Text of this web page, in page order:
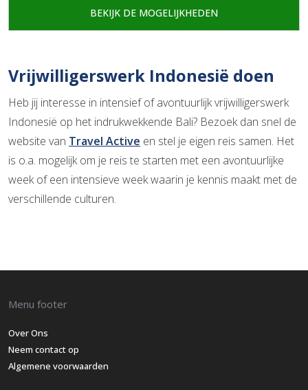
BEKIJK DE MOGELIJKHEDEN
Vrijwilligerswerk Indonesië doen
Heb jij interesse in intensief of avontuurlijk vrijwilligerswerk
Indonesië op het indrukwekkende Bali? Bezoek dan snel de
website van Travel Active en stel je eigen reis samen. Het
is o.a. mogelijk om je reis te starten met een avontuurlijke
week of een intensieve week waarin je kennis maakt met de
verschillende culturen.
Menu footer
Over Ons
Neem contact op
Algemene voorwaarden